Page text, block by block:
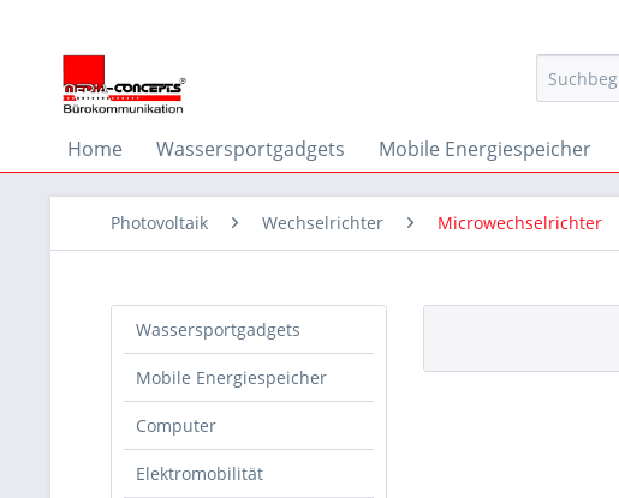
Home Wassersportgadgets Mobile Energiespeicher
Photovoltaik Wechselrichter Microwechselrichter
Wassersportgadgets
Mobile Energiespeicher
Computer
Elektromobilität